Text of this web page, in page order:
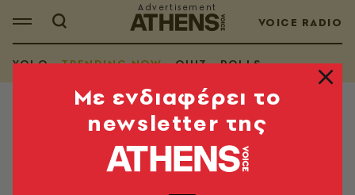
VOICE RADIO
YOLO TRENDING NOW QUIZ POLLS
TRENDING NOW
2021 Τα βραβεία των αναγνωστών:
Instagram Landscape
Mε ενδιαφέρει το
newsletter της